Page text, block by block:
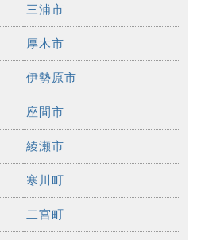
三浦市
厚木市
伊勢原市
座間市
綾瀬市
寒川町
二宮町